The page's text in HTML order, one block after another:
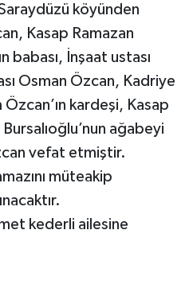
köyünden
Kasap Ramazan
babası, İnşaat ustası
Osman Özcan, Kadriye
kardeşi, Kasap
ağabeyi
vefat etmiştir.
müteakip
kederli ailesine